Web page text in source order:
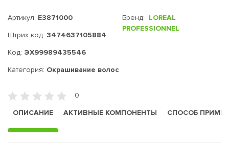
Артикул: E3871000
Штрих код: 3474637105884
Код: ЭХ99989435546
Бренд: LOREAL
PROFESSIONNEL
Категория: Окрашивание волос
0
ОПИСАНИЕ
АКТИВНЫЕ КОМПОНЕНТЫ СПОСОБ